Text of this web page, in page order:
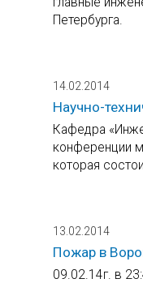
Петербурга.
14.02.2014
Научно-
Кафедра
конференции
которая
13.02.2014
Пожар в
09.02.14г. в